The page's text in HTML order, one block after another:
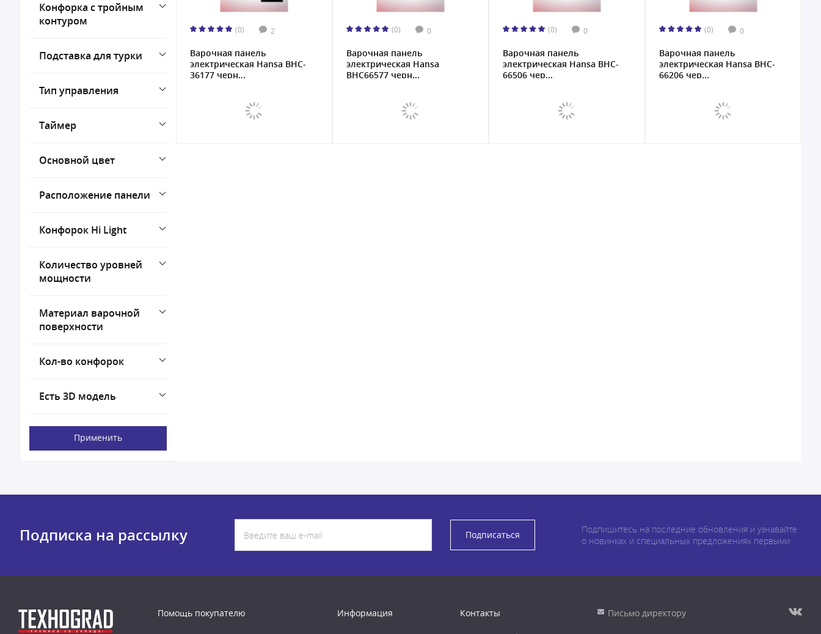
Конфорка с тройным
контуром
Подставка для турки
Тип управления
Таймер
Основной цвет
Расположение панели
Конфорок Hi Light
Количество уровней
мощности
Материал варочной
поверхности
Кол-во конфорок
Есть 3D модель
Применить
(0) 2
Варочная панель
электрическая Hansa BHC-
36177 черн...
(0) 0
Варочная панель
электрическая Hansa
BHC66577 черн...
(0) 0
Варочная панель
электрическая Hansa BHC-
66506 чер...
(0) 0
Варочная панель
электрическая Hansa BHC-
66206 чер...
Подписка на рассылку Подписаться
Подпишитесь на последние обновления и узнавайте
о новинках и специальных предложениях первыми
Помощь покупателю Информация Контакты Письмо директору